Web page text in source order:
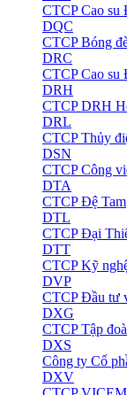
CTCP Cao su
DQC
CTCP Bóng
DRC
CTCP Cao su
DRH
CTCP DRH
DRL
CTCP Thủy
DSN
CTCP Công
DTA
CTCP Đệ Tam
DTL
CTCP Đại
DTT
CTCP Kỹ
DVP
CTCP Đầu tư
DXG
CTCP Tập
DXS
Công ty Cổ
DXV